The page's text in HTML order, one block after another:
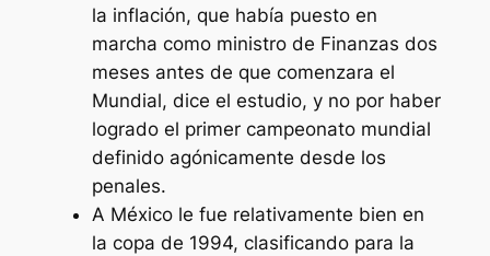
la inflación, que había puesto en
marcha como ministro de Finanzas dos
meses antes de que comenzara el
Mundial, dice el estudio, y no por haber
logrado el primer campeonato mundial
definido agónicamente desde los
penales.
A México le fue relativamente bien en
la copa de 1994, clasificando para la